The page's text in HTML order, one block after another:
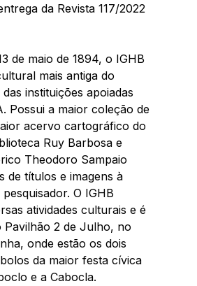
da Revista 117/2022
de maio de 1894, o IGHB
mais antiga do
instituições apoiadas
Possui a maior coleção de
acervo cartográfico do
Ruy Barbosa e
Theodoro Sampaio
de títulos e imagens à
O IGHB
atividades culturais e é
Pavilhão 2 de Julho, no
onde estão os dois
da maior festa cívica
e a Cabocla.